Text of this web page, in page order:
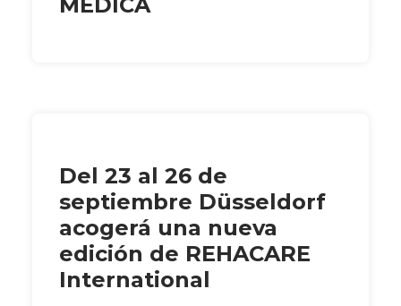
Del 23 al 26 de
septiembre Düsseldorf
acogerá una nueva
edición de REHACARE
International